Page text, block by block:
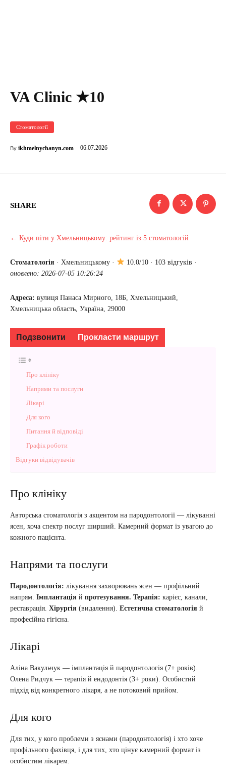
VA Clinic ★10
Стоматології
By ikhmelnychanyn.com 06.07.2026
SHARE
← Куди піти у Хмельницькому: рейтинг із 5 стоматологій
Стоматологія · Хмельницькому ·
10.0/10 · 103 відгуків ·
оновлено: 2026-07-05 10:26:24
Адреса: вулиця Панаса Мирного, 18Б, Хмельницький,
Хмельницька область, Україна, 29000
Подзвонити Прокласти маршрут
Про клініку
Напрями та послуги
Лікарі
Для кого
Питання й відповіді
Графік роботи
Відгуки відвідувачів
Про клініку
Авторська стоматологія з акцентом на пародонтології — лікуванні
ясен, хоча спектр послуг ширший. Камерний формат із увагою до
кожного пацієнта.
Напрями та послуги
Пародонтологія: лікування захворювань ясен — профільний
напрям. Імплантація й протезування. Терапія: карієс, канали,
реставрація. Хірургія (видалення). Естетична стоматологія й
професійна гігієна.
Лікарі
Аліна Вакульчук — імплантація й пародонтологія (7+ років).
Олена Ридчук — терапія й ендодонтія (3+ роки). Особистий
підхід від конкретного лікаря, а не потоковий прийом.
Для кого
Для тих, у кого проблеми з яснами (пародонтологія) і хто хоче
профільного фахівця, і для тих, хто цінує камерний формат із
особистим лікарем.